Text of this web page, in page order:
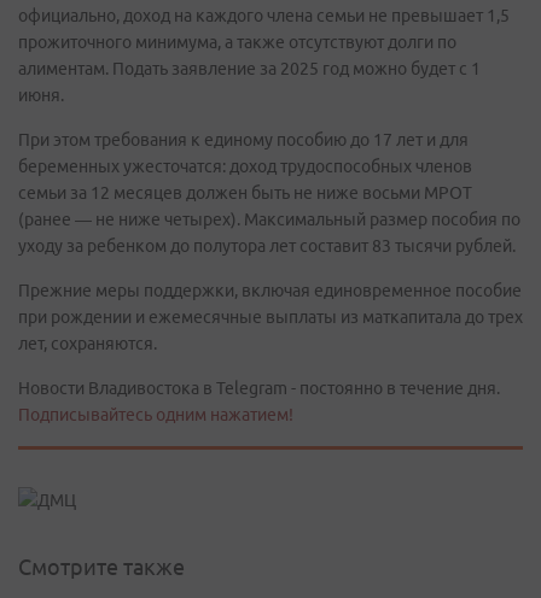
официально, доход на каждого члена семьи не превышает 1,5
прожиточного минимума, а также отсутствуют долги по
алиментам. Подать заявление за 2025 год можно будет с 1
июня.
При этом требования к единому пособию до 17 лет и для
беременных ужесточатся: доход трудоспособных членов
семьи за 12 месяцев должен быть не ниже восьми МРОТ
(ранее — не ниже четырех). Максимальный размер пособия по
уходу за ребенком до полутора лет составит 83 тысячи рублей.
Прежние меры поддержки, включая единовременное пособие
при рождении и ежемесячные выплаты из маткапитала до трех
лет, сохраняются.
Новости Владивостока в Telegram - постоянно в течение дня.
Подписывайтесь одним нажатием!
Смотрите также